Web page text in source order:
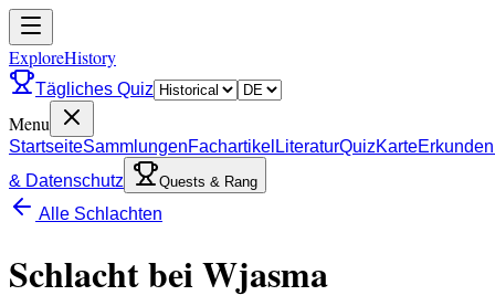
ExploreHistory
Tägliches Quiz
Menu
StartseiteSammlungenFachartikel LiteraturQuizKarteErkunden
& Datenschutz
Quests & Rang
Alle Schlachten
Schlacht bei Wjasma